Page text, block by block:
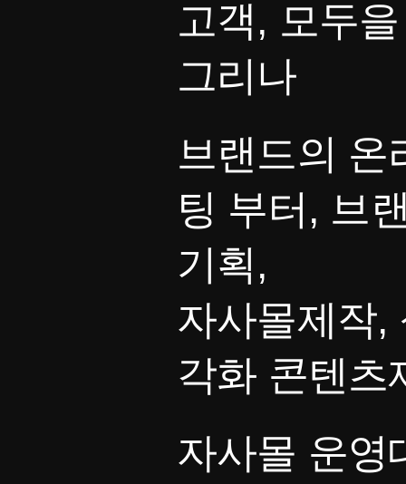
고객, 모두
그리나
브랜드의 온
팅 부터, 브
기획,
자사몰제작,
각화 콘텐츠
자사몰 운영